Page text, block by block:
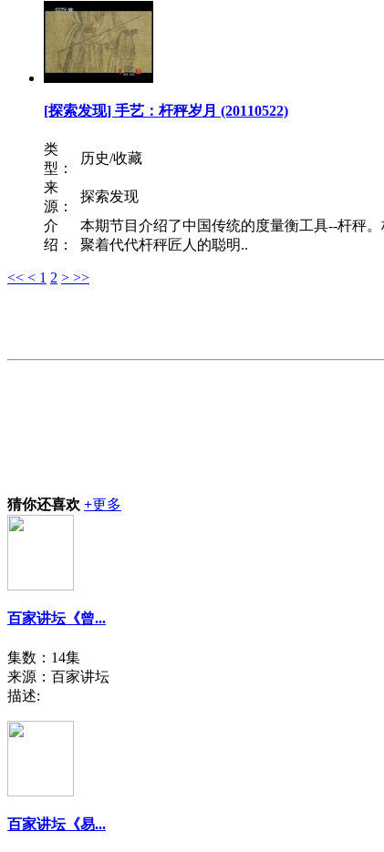
[探索发现] 手艺：杆秤岁月 (20110522)
类
型：
历史/收藏
来
源：
探索发现
介
绍：
本期节目介绍了中国传统的度量衡工具--杆秤
聚着代代杆秤匠人的聪明..
<< < 1 2 > >>
猜你还喜欢 +更多
百家讲坛《曾...
集数：14集
来源：百家讲坛
描述:
百家讲坛《易...